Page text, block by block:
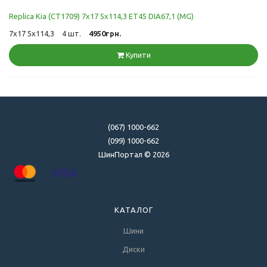
Replica Kia (CT1709) 7x17 5x114,3 ET45 DIA67,1 (MG)
7x17 5x114,3 4 шт. 4950грн.
Купити
(067) 1000-662
(099) 1000-662
ШинПортал © 2026
КАТАЛОГ
Шини
Диски